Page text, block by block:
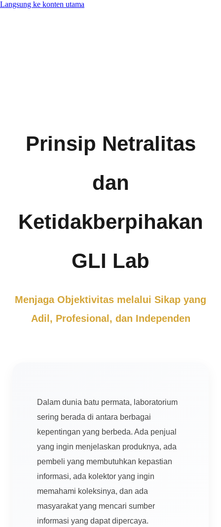
Langsung ke konten utama
Prinsip Netralitas
dan
Ketidakberpihakan
GLI Lab
Menjaga Objektivitas melalui Sikap yang
Adil, Profesional, dan Independen
Dalam dunia batu permata, laboratorium
sering berada di antara berbagai
kepentingan yang berbeda. Ada penjual
yang ingin menjelaskan produknya, ada
pembeli yang membutuhkan kepastian
informasi, ada kolektor yang ingin
memahami koleksinya, dan ada
masyarakat yang mencari sumber
informasi yang dapat dipercaya.